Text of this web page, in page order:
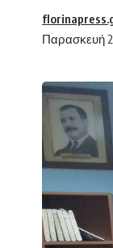
Παρασκευή